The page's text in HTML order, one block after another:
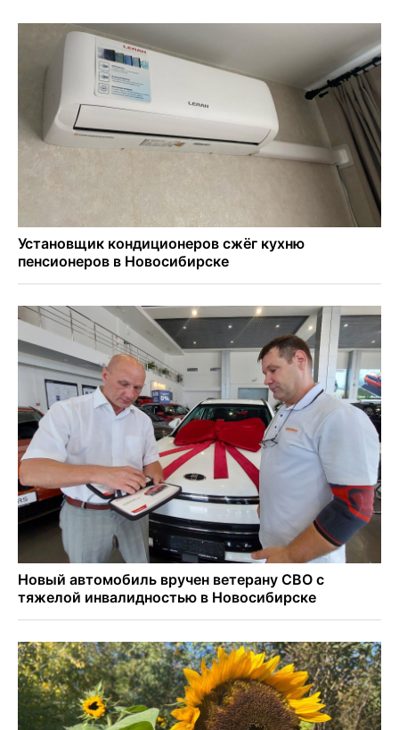
В Новосибирске врачи прооперировали 25 тысяч
пациентов с катарактой
Знаменитый орангутан Бату отметил юбилей в
новосибирском зоопарке